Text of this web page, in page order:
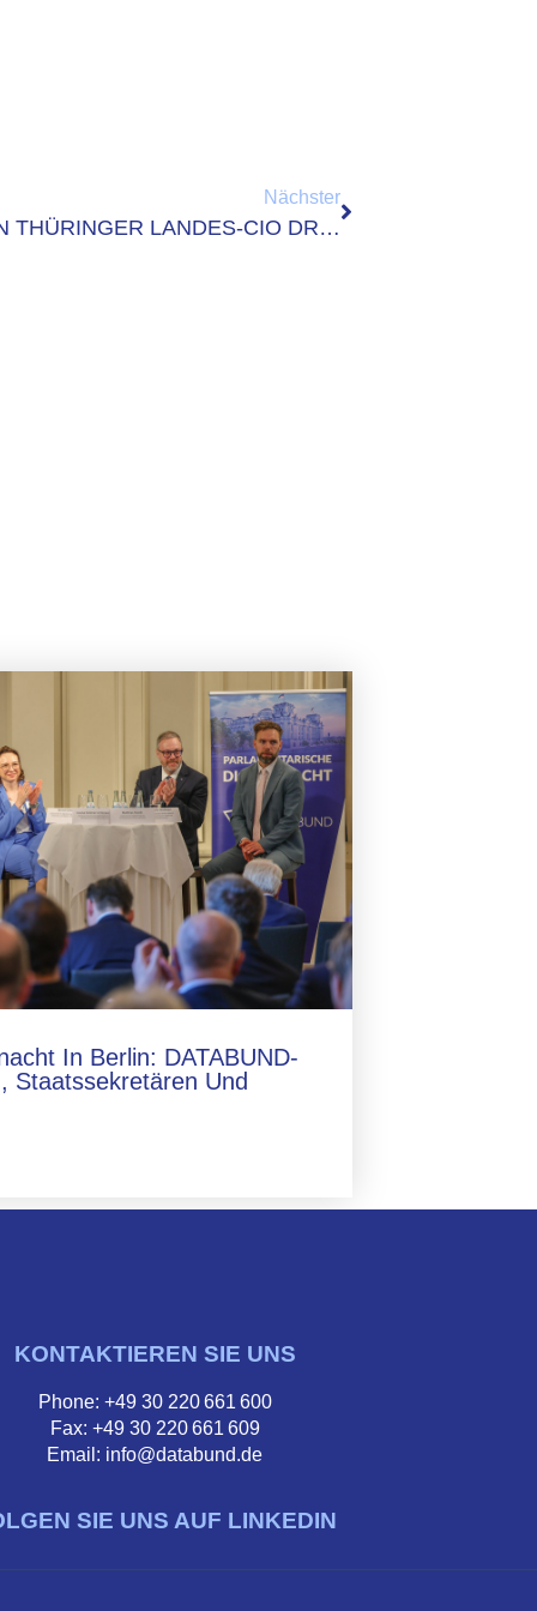
Nächster
DATABUND-VORSTÄNDE TREFFEN THÜRINGER LANDES-CIO DR. HARTMUT SCHUBERT IN ERFURT
In Berlin: DATABUND-
Staatssekretären Und
KONTAKTIEREN SIE UNS
Phone: +49 30 220 661 600
Fax: +49 30 220 661 609
Email: info@databund.de
SIE UNS AUF LINKEDIN